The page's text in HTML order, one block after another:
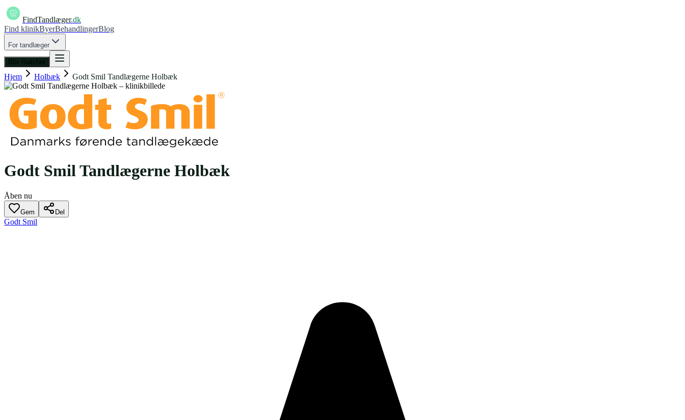
FindTandlæger.dk
Find klinikByerBehandlingerBlog
For tandlæger
Bliv matchet
Hjem Holbæk Godt Smil Tandlægerne Holbæk
Godt Smil Tandlægerne Holbæk
Åben nu
Gem Del
Godt Smil